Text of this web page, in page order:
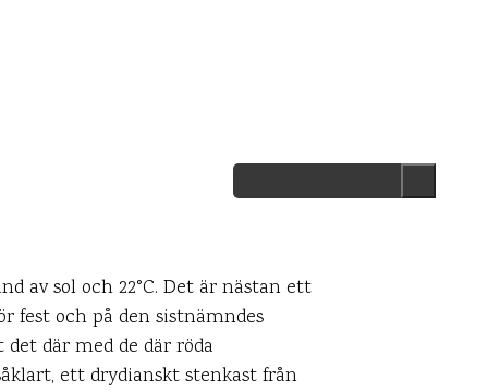
av sol och 22°C. Det är nästan ett
fest och på den sistnämndes
där med de där röda
ett drydianskt stenkast från